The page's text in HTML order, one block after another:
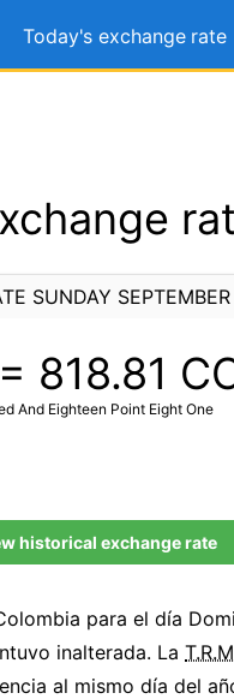
Today's exchange rate
SUNDAY
818.81
And Eighteen Point Eight One
historical exchange rate
para el día
inalterada. La
al mismo día del